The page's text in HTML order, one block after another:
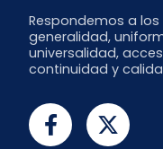
Respondemos a
generalidad,
universalidad,
continuidad y